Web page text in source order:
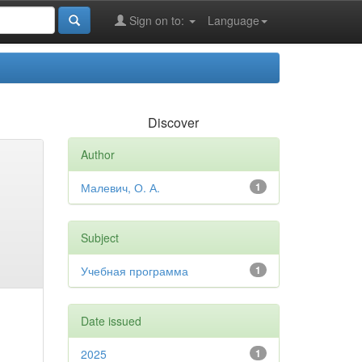
Language
Sign on to:
Discover
Author
1
Малевич, О. А.
Subject
1
Учебная программа
Date issued
1
2025